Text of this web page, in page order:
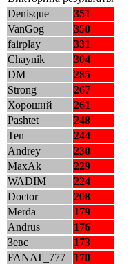
Denisque
351
VanGog
350
fairplay
331
Chaynik
304
DM
285
Strong
267
Хороший
261
Pashtet
248
Ten
244
Andrey
230
MaxAk
229
WADIM
224
Doctor
208
Merda
179
Andrus
176
Зевс
173
FANAT_777
170